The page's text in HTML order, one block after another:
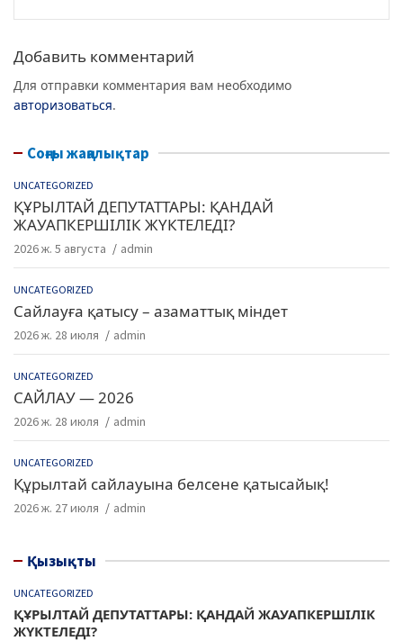
k
Добавить комментарий
Для отправки комментария вам необходимо
авторизоваться.
Соңғы жаңалықтар
UNCATEGORIZED
ҚҰРЫЛТАЙ ДЕПУТАТТАРЫ: ҚАНДАЙ
ЖАУАПКЕРШІЛІК ЖҮКТЕЛЕДІ?
2026 ж. 5 августа admin
UNCATEGORIZED
Сайлауға қатысу – азаматтық міндет
2026 ж. 28 июля admin
UNCATEGORIZED
САЙЛАУ — 2026
2026 ж. 28 июля admin
UNCATEGORIZED
Құрылтай сайлауына белсене қатысайық!
2026 ж. 27 июля admin
Қызықты
UNCATEGORIZED
ҚҰРЫЛТАЙ ДЕПУТАТТАРЫ: ҚАНДАЙ ЖАУАПКЕРШІЛІК
ЖҮКТЕЛЕДІ?